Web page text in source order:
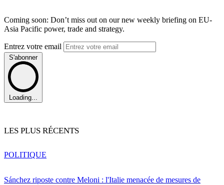
Coming soon: Don’t miss out on our new weekly briefing on EU-
Asia Pacific power, trade and strategy.
Entrez votre email
S'abonner
Loading...
LES PLUS RÉCENTS
Sánchez riposte contre Meloni : l'Italie menacée de mesures de
POLITIQUE